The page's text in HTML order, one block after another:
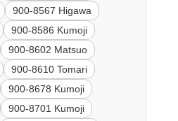
900-8567 Higawa
900-8586 Kumoji
900-8602 Matsuo
900-8610 Tomari
900-8678 Kumoji
900-8701 Kumoji